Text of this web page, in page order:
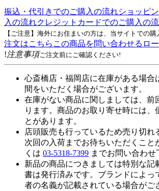
振込・代引きでのご購入の流れショッピ
入の流れクレジットカードでのご購入の
【ご注意】海外にお住まいの方は、当サイトでの購
注文はこちら この商品を問い合わせる ロ
!注意事項ご注文前にご確認ください!
心斎橋店・福岡店に在庫がある場合
間をいただく場合がございます。
在庫がない商品に関しましては、前
ります。商品のお取り寄せ時には、
とがあります。
店頭販売も行っているため売り切れ
次回の入荷までお待ちいただくこと
くは 03-5318-7399 までお問い合わせ
新品の商品につきましては特別な記
書は発行済みです。ブランドによっ
者の名義が記載されている場合がご